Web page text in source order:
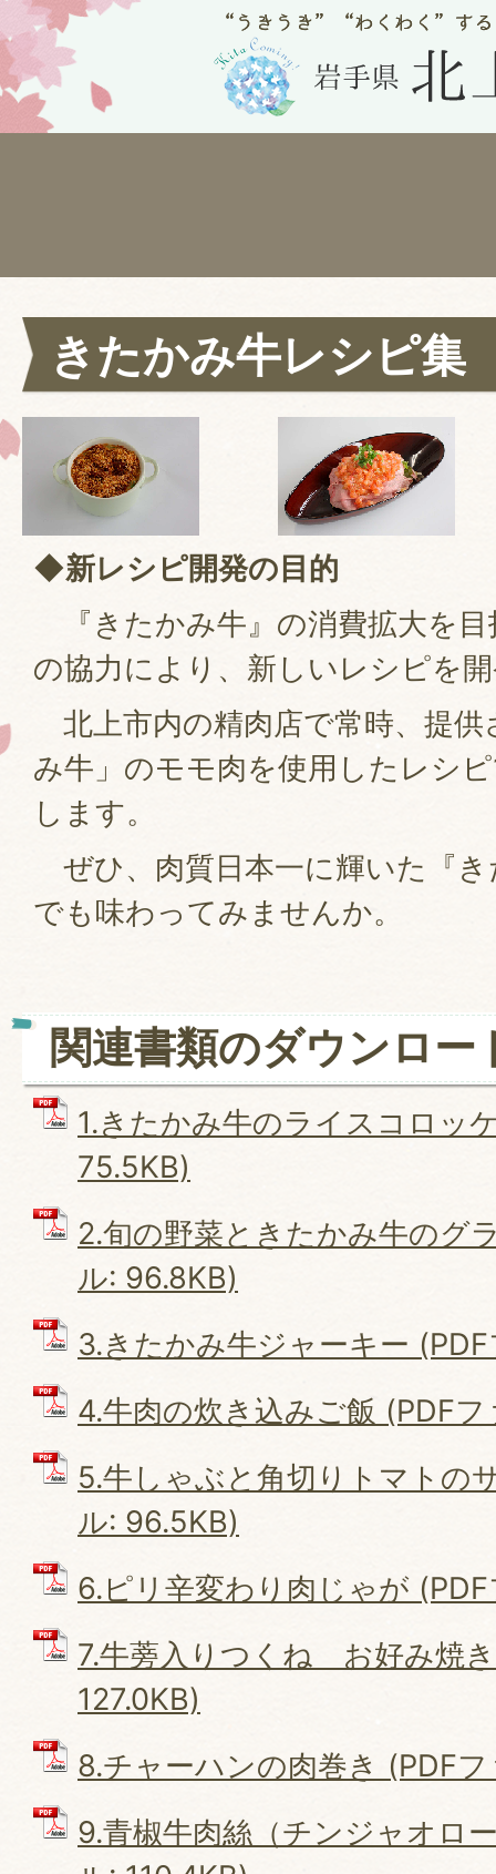
きたかみ牛レシピ集
◆新レシピ開発の目的
『きたかみ牛』の消費拡大を目
の協力により、新しいレシピを
北上市内の精肉店で常時、提
み牛」のモモ肉を使用したレシ
します。
ぜひ、肉質日本一に輝いた『
でも味わってみませんか。
関連書類のダウンロー
1.きたかみ牛のライスコロッ
75.5KB)
2.旬の野菜ときたかみ牛のグ
ル: 96.8KB)
3.きたかみ牛ジャーキー
4.牛肉の炊き込みご飯 (PDF
5.牛しゃぶと角切りトマトの
ル: 96.5KB)
6.ピリ辛変わり肉じゃが
7.牛蒡入りつくね お好み焼
127.0KB)
8.チャーハンの肉巻き (PDF
9.青椒牛肉絲（チンジャオロ